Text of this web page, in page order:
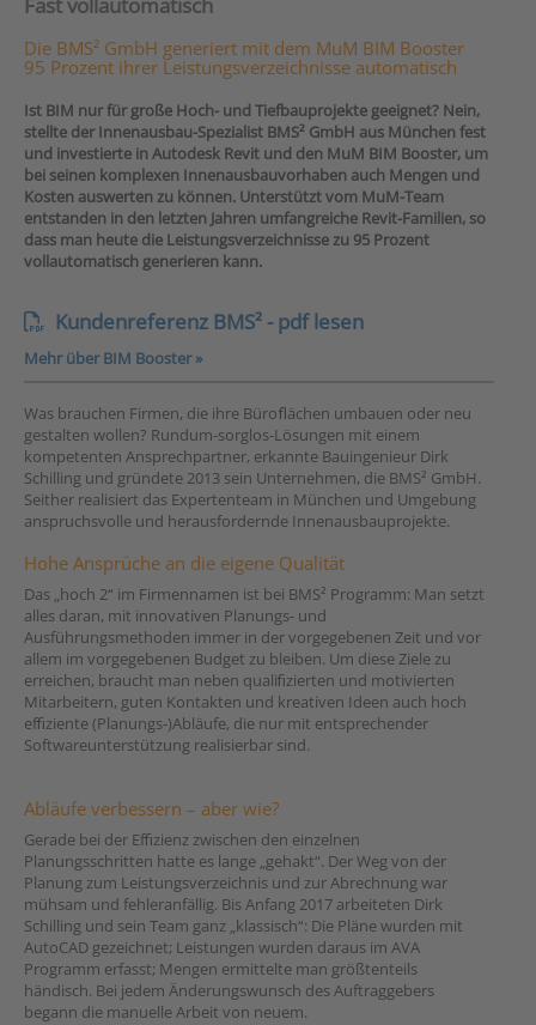
Fast vollautomatisch
Die BMS² GmbH generiert mit dem MuM BIM Booster
95 Prozent ihrer Leistungsverzeichnisse automatisch
Ist BIM nur für große Hoch- und Tiefbauprojekte geeignet? Nein,
stellte der Innenausbau-Spezialist BMS² GmbH aus München fest
und investierte in Autodesk Revit und den MuM BIM Booster, um
bei seinen komplexen Innenausbauvorhaben auch Mengen und
Kosten auswerten zu können. Unterstützt vom MuM-Team
entstanden in den letzten Jahren umfangreiche Revit-Familien, so
dass man heute die Leistungsverzeichnisse zu 95 Prozent
vollautomatisch generieren kann.
Kundenreferenz BMS² - pdf lesen
Mehr über BIM Booster »
Was brauchen Firmen, die ihre Büroﬂächen umbauen oder neu
gestalten wollen? Rundum-sorglos-Lösungen mit einem
kompetenten Ansprechpartner, erkannte Bauingenieur Dirk
Schilling und gründete 2013 sein Unternehmen, die BMS² GmbH.
Seither realisiert das Expertenteam in München und Umgebung
anspruchsvolle und herausfordernde Innenausbauprojekte.
Hohe Ansprüche an die eigene Qualität
Das „hoch 2“ im Firmennamen ist bei BMS² Programm: Man setzt
alles daran, mit innovativen Planungs- und
Ausführungsmethoden immer in der vorgegebenen Zeit und vor
allem im vorgegebenen Budget zu bleiben. Um diese Ziele zu
erreichen, braucht man neben qualiﬁzierten und motivierten
Mitarbeitern, guten Kontakten und kreativen Ideen auch hoch
efﬁziente (Planungs-)Abläufe, die nur mit entsprechender
Softwareunterstützung realisierbar sind.
Abläufe verbessern – aber wie?
Gerade bei der Efﬁzienz zwischen den einzelnen
Planungsschritten hatte es lange „gehakt“. Der Weg von der
Planung zum Leistungsverzeichnis und zur Abrechnung war
mühsam und fehleranfällig. Bis Anfang 2017 arbeiteten Dirk
Schilling und sein Team ganz „klassisch“: Die Pläne wurden mit
AutoCAD gezeichnet; Leistungen wurden daraus im AVA
Programm erfasst; Mengen ermittelte man größtenteils
händisch. Bei jedem Änderungswunsch des Auftraggebers
begann die manuelle Arbeit von neuem.